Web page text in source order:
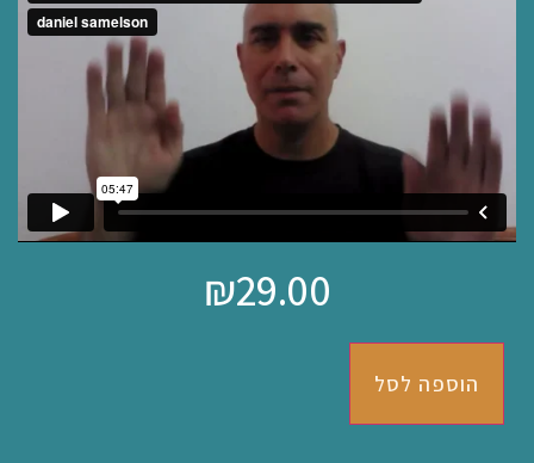
₪29.00
הוספה לסל